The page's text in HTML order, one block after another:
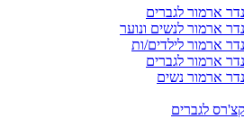
ארמור לגברים
ארמור לנשים ונוער
ארמור לילדים/ות
ארמור לגברים
ארמור נשים
לגברים